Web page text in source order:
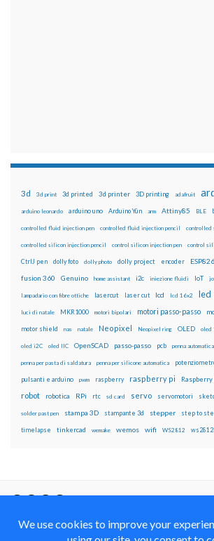
3d 3d print 3d printed 3d printer 3D printing adafruit
arduino leonardo arduino uno Arduino Yún arm Attiny85 BLE
controlled fluid injection pen controlled fluid injection pencil controlled
controlled silicon injection pencil control silicon injection pen control
CtrlJ pen dolly foto dolly photo dolly project encoder
fusion 360 Genuino home assistant i2c iniezione fluidi IoT
lampadario con fibre ottiche lasercut laser cut lcd lcd 16x2 led
luci di natale MKR1000 motori bipolari motori passo-passo
motor shield nas natale Neopixel Neopixel ring OLED oled
oled i2C oled IIC OpenSCAD passo-passo pcb penna automatica
penna per pasta di saldatura penna per silicone automatica
pulsanti e arduino pwm raspberry raspberry pi Raspberry
robot robotica RPi rtc sd card servo servomotori
solder past pen stampa 3D stampante 3d stepper step to
timelapse tinkercad wemake wemos wifi WS2812
Alike 4.0 International